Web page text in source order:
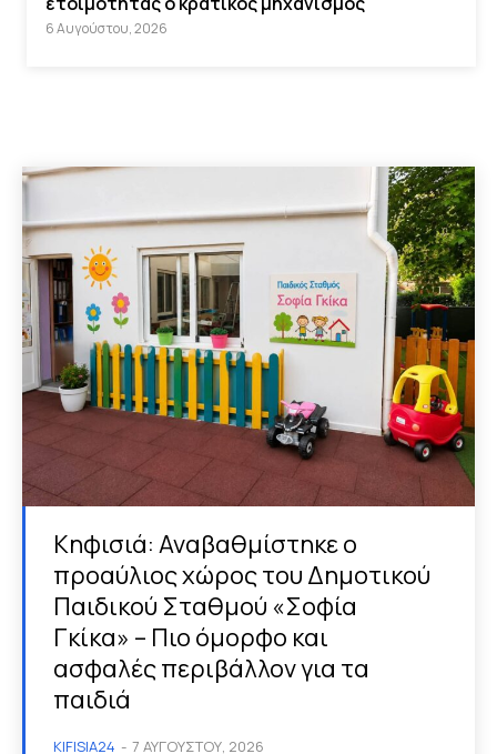
6 Αυγούστου, 2026
Κηφισιά: Αναβαθμίστηκε ο
προαύλιος χώρος του Δημοτικού
Παιδικού Σταθμού «Σοφία
Γκίκα» – Πιο όμορφο και
ασφαλές περιβάλλον για τα
παιδιά
KIFISIA24 - 7 ΑΥΓΟΎΣΤΟΥ, 2026